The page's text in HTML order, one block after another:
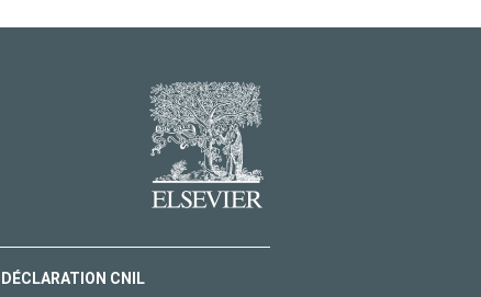
DÉCLARATION CNIL